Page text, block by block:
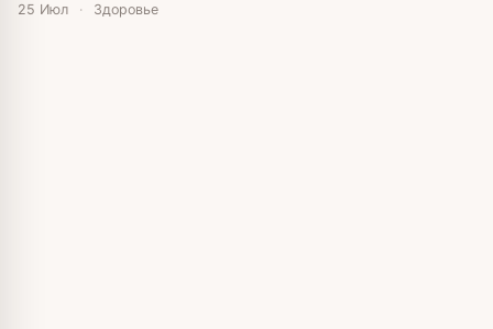
25 Июл · Здоровье